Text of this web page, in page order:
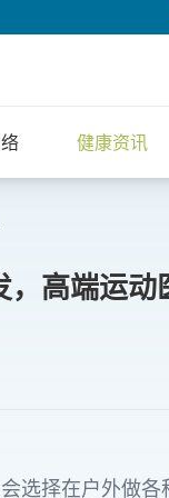
健康资讯
，高端运
选择在户外做